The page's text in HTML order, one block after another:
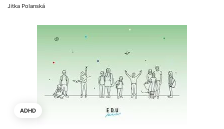
Jitka Polanská
ADHD